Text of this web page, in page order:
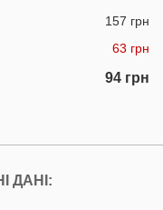
157 грн
63 грн
94 грн
ДАНІ: